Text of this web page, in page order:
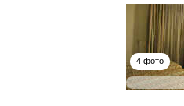
4 фото